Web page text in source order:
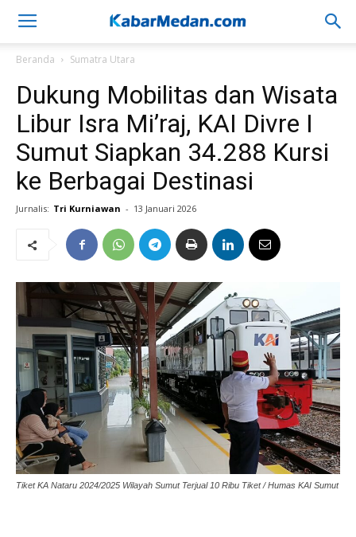
Beranda Sumatra Utara
Dukung Mobilitas dan Wisata
Libur Isra Mi’raj, KAI Divre I
Sumut Siapkan 34.288 Kursi
ke Berbagai Destinasi
Jurnalis: Tri Kurniawan - 13 Januari 2026
Tiket KA Nataru 2024/2025 Wilayah Sumut Terjual 10 Ribu Tiket / Humas KAI Sumut